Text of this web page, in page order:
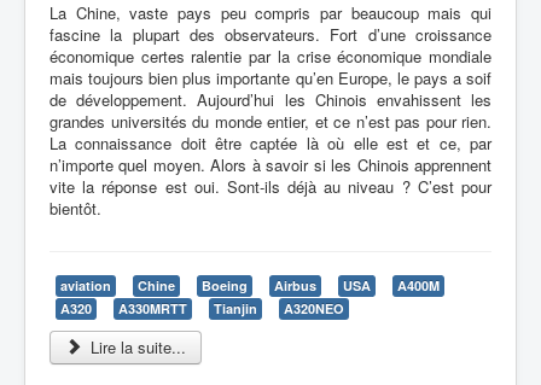
La Chine, vaste pays peu compris par beaucoup mais qui
fascine la plupart des observateurs. Fort d’une croissance
économique certes ralentie par la crise économique mondiale
mais toujours bien plus importante qu’en Europe, le pays a soif
de développement. Aujourd’hui les Chinois envahissent les
grandes universités du monde entier, et ce n’est pas pour rien.
La connaissance doit être captée là où elle est et ce, par
n’importe quel moyen. Alors à savoir si les Chinois apprennent
vite la réponse est oui. Sont-ils déjà au niveau ? C’est pour
bientôt.
aviation Chine Boeing Airbus USA
A400M
A320
A330MRTT Tianjin A320NEO
Lire la suite...